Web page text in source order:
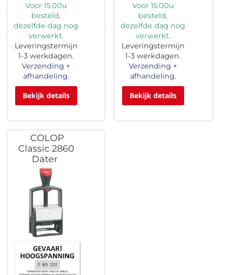
Voor 15.00u
besteld,
dezelfde dag nog
verwerkt.
Leveringstermijn
1-3 werkdagen.
Verzending +
afhandeling.
Bekijk details
Voor 15.00u
besteld,
dezelfde dag nog
verwerkt.
Leveringstermijn
1-3 werkdagen.
Verzending +
afhandeling.
Bekijk details
COLOP
Classic 2860
Dater